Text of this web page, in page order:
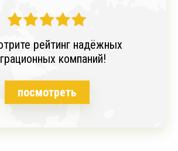
рейтинг надёжных
компаний!
посмотреть